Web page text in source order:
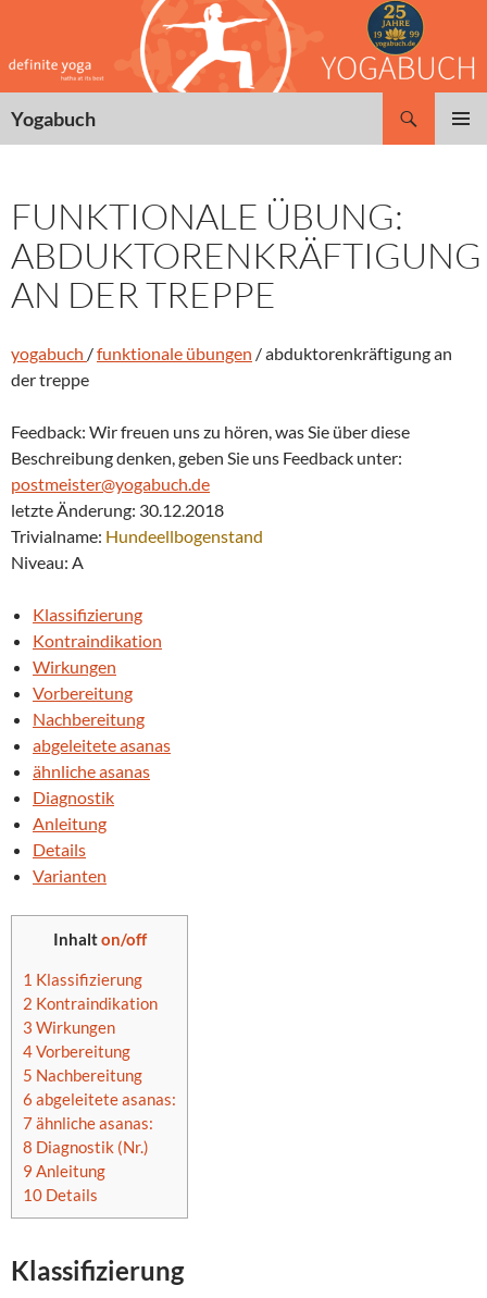
springen
Yogabuch
FUNKTIONALE ÜBUNG:
ABDUKTORENKRÄFTIGUNG
AN DER TREPPE
yogabuch /funktionale übungen / abduktorenkräftigung an
der treppe
Feedback: Wir freuen uns zu hören, was Sie über diese
Beschreibung denken, geben Sie uns Feedback unter:
postmeister@yogabuch.de
letzte Änderung: 30.12.2018
Trivialname: Hundeellbogenstand
Niveau: A
Klassifizierung
Kontraindikation
Wirkungen
Vorbereitung
Nachbereitung
abgeleitete asanas
ähnliche asanas
Diagnostik
Anleitung
Details
Varianten
Inhalton/off
1 Klassifizierung
2 Kontraindikation
3 Wirkungen
4Vorbereitung
5 Nachbereitung
6 abgeleitete asanas:
7ähnliche asanas:
8 Diagnostik (Nr.)
9 Anleitung
10 Details
Klassifizierung